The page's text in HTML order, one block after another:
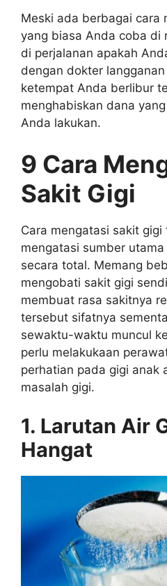
Meski ada berbagai cara
yang biasa Anda coba di
di perjalanan apakah
dengan dokter
ketempat Anda berlibur
menghabiskan dana
Anda lakukan.
9 Cara
Sakit Gigi
Cara mengatasi sakit
mengatasi sumber
secara total. Memang
mengobati sakit gigi
membuat rasa sakitnya
tersebut sifatnya
sewaktu-waktu muncul
perlu melakukaan
perhatian pada gigi anak
masalah gigi.
1. Larutan Air
Hangat